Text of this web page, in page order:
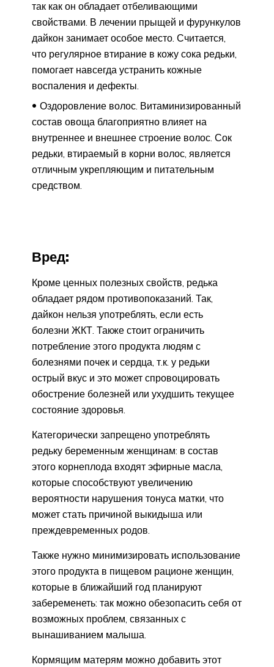
так как он обладает отбеливающими
свойствами. В лечении прыщей и фурункулов
дайкон занимает особое место. Считается,
что регулярное втирание в кожу сока редьки,
помогает навсегда устранить кожные
воспаления и дефекты.
Оздоровление волос. Витаминизированный
состав овоща благоприятно влияет на
внутреннее и внешнее строение волос. Сок
редьки, втираемый в корни волос, является
отличным укрепляющим и питательным
средством.
Вред:
Кроме ценных полезных свойств, редька
обладает рядом противопоказаний. Так,
дайкон нельзя употреблять, если есть
болезни ЖКТ. Также стоит ограничить
потребление этого продукта людям с
болезнями почек и сердца, т.к. у редьки
острый вкус и это может спровоцировать
обострение болезней или ухудшить текущее
состояние здоровья.
Категорически запрещено употреблять
редьку беременным женщинам: в состав
этого корнеплода входят эфирные масла,
которые способствуют увеличению
вероятности нарушения тонуса матки, что
может стать причиной выкидыша или
преждевременных родов.
Также нужно минимизировать использование
этого продукта в пищевом рационе женщин,
которые в ближайший год планируют
забеременеть: так можно обезопасить себя от
возможных проблем, связанных с
вынашиванием малыша.
Кормящим матерям можно добавить этот